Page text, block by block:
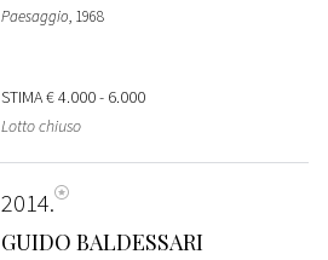
Paesaggio, 1968
STIMA€ 4.000 - 6.000
Lotto chiuso
2014
GUIDO BALDESSARI